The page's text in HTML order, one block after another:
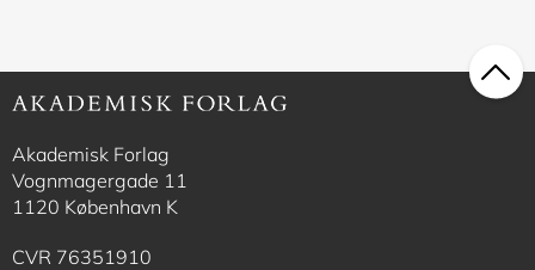
Akademisk Forlag
Vognmagergade 11
1120 København K
CVR 76351910